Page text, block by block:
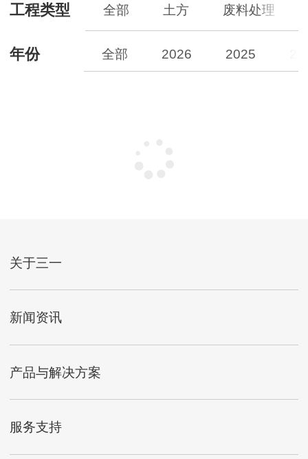
工程类型 全部 土方 废料处理
年份 全部 2026 2025
关于三一
新闻资讯
产品与解决方案
服务支持